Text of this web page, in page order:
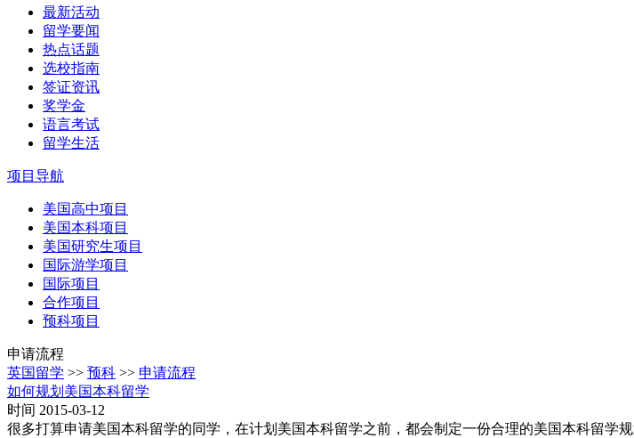
最新活动
留学要闻
热点话题
选校指南
签证资讯
奖学金
语言考试
留学生活
项目导航
美国高中项目
美国本科项目
美国研究生项目
国际游学项目
国际项目
合作项目
预科项目
申请流程
英国留学 >> 预科 >> 申请流程
如何规划美国本科留学
时间 2015-03-12
很多打算申请美国本科留学的同学，在计划美国本科留学之前，都会制定一份合理的美国本科留学